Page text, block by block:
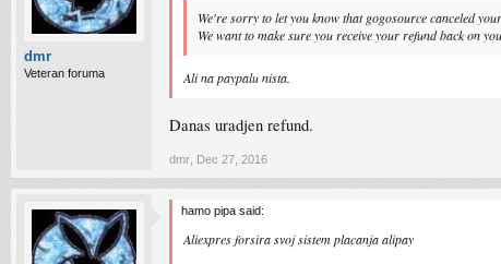
dmr
Veteran foruma
We're sorry to let you know that gogosource canceled
We want to make sure you receive your refund back on
Ali na paypalu nista.
Danas uradjen refund.
dmr Dec 27, 2016
hamo pipa said:
Aliexpres forsira svoj sistem placanja alipay